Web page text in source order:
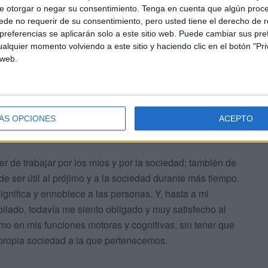
otorgar o negar su consentimiento. Tenga en cuenta que algún
no requerir de su consentimiento, pero usted tiene el derecho de
se aplicarán solo a este sitio web. Puede cambiar sus
momento volviendo a este sitio y haciendo clic en el botón
OPCIONES ACEPTO
con grupos o personas con
también creo que no hay nada más saludable y
tanto paro para quienes están obligados a
del mismo.
de trabajar por los míos y por la sociedad; también de
ser útil al prójimo y a la sociedad durante más tiempo.
y ennoblece a las personas. Y, hasta a mi
todavía me siento obligado y muy satisfecho al
en mis funciones motoras y cognitivas, sin tener que
sociedad a la que pertenecemos.